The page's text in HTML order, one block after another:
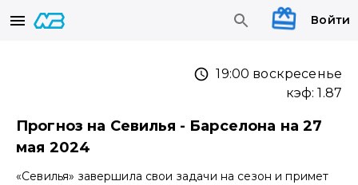
Войти
19:00 воскресенье
кэф:1.87
Прогноз на Севилья - Барселона на 27
мая 2024
«Севилья» завершила свои задачи на сезон и примет